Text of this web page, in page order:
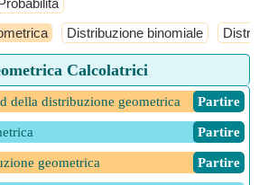
Distribuzione binomiale
Calcolatrici
della distribuzione geometrica ​ Partire
​ Partire
geometrica ​ Partire